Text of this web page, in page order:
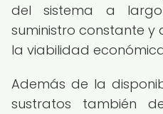
del sistema a
suministro constante y
la viabilidad
Además de la
sustratos también